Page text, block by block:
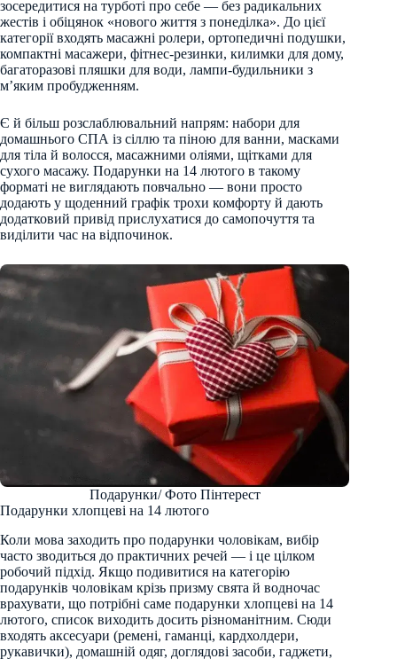
зосередитися на турботі про себе — без радикальних
жестів і обіцянок «нового життя з понеділка». До цієї
категорії входять масажні ролери, ортопедичні подушки,
компактні масажери, фітнес-резинки, килимки для дому,
багаторазові пляшки для води, лампи-будильники з
м’яким пробудженням.
Є й більш розслаблювальний напрям: набори для
домашнього СПА із сіллю та піною для ванни, масками
для тіла й волосся, масажними оліями, щітками для
сухого масажу. Подарунки на 14 лютого в такому
форматі не виглядають повчально — вони просто
додають у щоденний графік трохи комфорту й дають
додатковий привід прислухатися до самопочуття та
виділити час на відпочинок.
Подарунки/ Фото Пінтерест
Подарунки хлопцеві на 14 лютого
Коли мова заходить про подарунки чоловікам, вибір
часто зводиться до практичних речей — і це цілком
робочий підхід. Якщо подивитися на категорію
подарунків чоловікам крізь призму свята й водночас
врахувати, що потрібні саме подарунки хлопцеві на 14
лютого, список виходить досить різноманітним. Сюди
входять аксесуари (ремені, гаманці, кардхолдери,
рукавички), домашній одяг, доглядові засоби, гаджети,